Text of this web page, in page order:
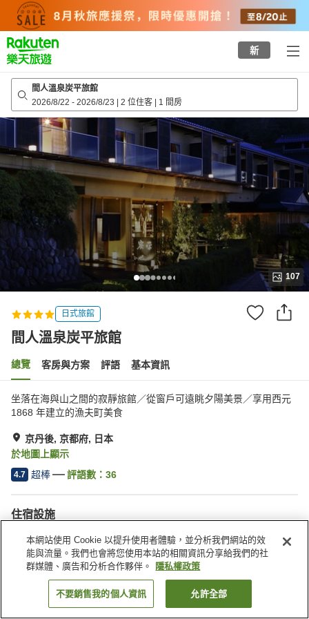
top
page
新
間人溫泉炭平旅館
2026/8/22 - 2026/8/23 | 2 位住客 | 1 間房
107
日式旅館
間人溫泉炭平旅館
總覽 客房與方案 評語 基本資訊
坐落在海與山之間的寂靜旅館／從窗戶可遠眺夕陽美景／享用西元
1868 年建立的漁夫町美食
京丹後, 京都府, 日本
於地圖上顯示
4.7 超棒 評語數： 36
住宿設施
無線網路
Spa／美容沙龍
私人餐廳
休息室
找客房
本網站使用 Cookie 以提升使用者體驗，並分析我們網站的效
能與流量。我們也會將您使用本站的相關資訊分享給我們的社
群媒體、廣告和分析合作夥伴。
隱私權政策
不要銷售我的個人資訊 允許全部